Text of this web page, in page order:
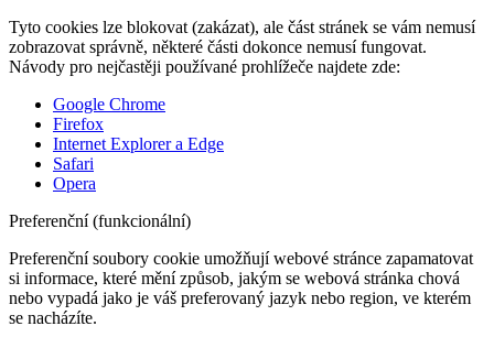
Tyto cookies lze blokovat (zakázat), ale část stránek se vám nemusí
zobrazovat správně, některé části dokonce nemusí fungovat.
Návody pro nejčastěji používané prohlížeče najdete zde:
Google Chrome
Firefox
Internet Explorer a Edge
Safari
Opera
Preferenční (funkcionální)
Preferenční soubory cookie umožňují webové stránce zapamatovat
si informace, které mění způsob, jakým se webová stránka chová
nebo vypadá jako je váš preferovaný jazyk nebo region, ve kterém
se nacházíte.